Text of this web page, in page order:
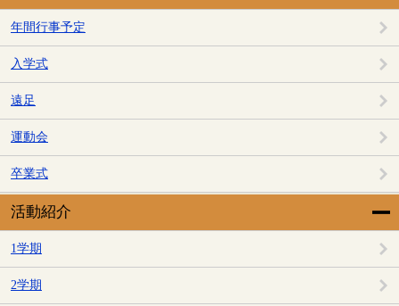
年間行事予定
入学式
遠足
運動会
卒業式
活動紹介
1学期
2学期